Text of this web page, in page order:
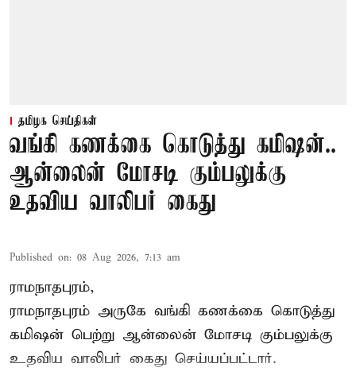
தமிழக செய்திகள்
வங்கி கணக்கை கொடுத்து கமிஷன்..
ஆன்லைன் மோசடி கும்பலுக்கு
உதவிய வாலிபர் கைது
Published on: 08 Aug 2026, 7:13 am
ராமநாதபுரம்,
ராமநாதபுரம் அருகே வங்கி கணக்கை கொடுத்து
கமிஷன் பெற்று ஆன்லைன் மோசடி கும்பலுக்கு
உதவிய வாலிபர் கைது செய்யப்பட்டார்.